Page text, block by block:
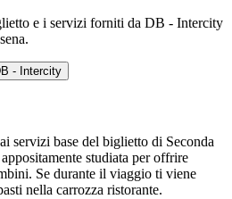
e i servizi forniti da DB - Intercity
- Intercity
servizi base del biglietto di Seconda
studiata per offrire
Se durante il viaggio ti viene
nella carrozza ristorante.